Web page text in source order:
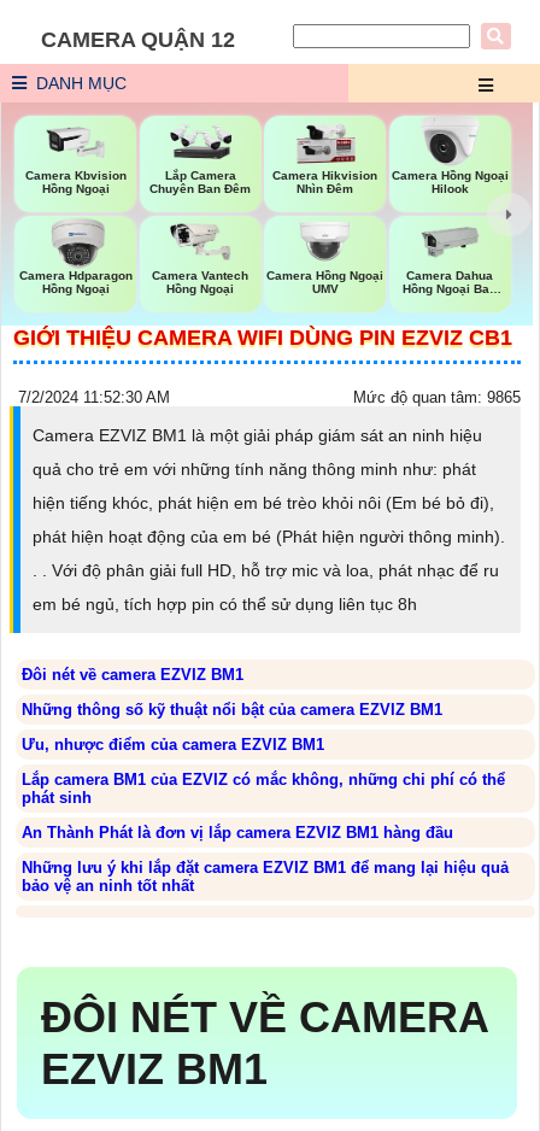
CAMERA QUẬN 12
DANH MỤC
Camera Kbvision
Hồng Ngoại
Lắp Camera
Chuyên Ban Đêm
Camera Hikvision
Nhìn Đêm
Camera Hồng Ngoại
Hilook
Camera Hdparagon
Hồng Ngoại
Camera Vantech
Hồng Ngoại
Camera Hồng Ngoại
UMV
Camera Dahua
Hồng Ngoại Ban
GIỚI THIỆU CAMERA WIFI DÙNG PIN EZVIZ CB1
7/2/2024 11:52:30 AM Mức độ quan tâm: 9865
Camera EZVIZ BM1 là một giải pháp giám sát an ninh hiệu
quả cho trẻ em với những tính năng thông minh như: phát
hiện tiếng khóc, phát hiện em bé trèo khỏi nôi (Em bé bỏ đi),
phát hiện hoạt động của em bé (Phát hiện người thông minh).
. . Với độ phân giải full HD, hỗ trợ mic và loa, phát nhạc để ru
em bé ngủ, tích hợp pin có thể sử dụng liên tục 8h
Đôi nét về camera EZVIZ BM1
Những thông số kỹ thuật nổi bật của camera EZVIZ BM1
Ưu, nhược điểm của camera EZVIZ BM1
Lắp camera BM1 của EZVIZ có mắc không, những chi phí có thể
phát sinh
An Thành Phát là đơn vị lắp camera EZVIZ BM1 hàng đầu
Những lưu ý khi lắp đặt camera EZVIZ BM1 để mang lại hiệu quả
bảo vệ an ninh tốt nhất
ĐÔI NÉT VỀ CAMERA
EZVIZ BM1